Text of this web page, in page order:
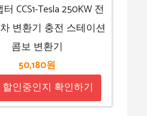
CCS1-Tesla 250KW 전
변환기 충전 스테이션
콤보 변환기
50,180원
인중인지 확인하기